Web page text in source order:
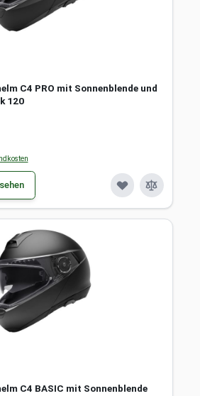
C4 PRO mit Sonnenblende und
120
C4 BASIC mit Sonnenblende